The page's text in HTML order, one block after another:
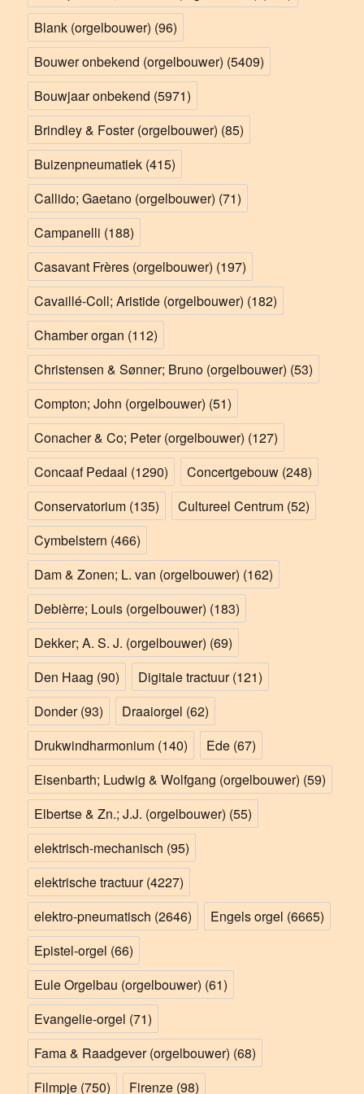
Blank (orgelbouwer) (96)
Bouwer onbekend (orgelbouwer) (5409)
Bouwjaar onbekend (5971)
Brindley & Foster (orgelbouwer) (85)
Buizenpneumatiek (415)
Callido; Gaetano (orgelbouwer) (71)
Campanelli (188)
Casavant Frères (orgelbouwer) (197)
Cavaillé-Coll; Aristide (orgelbouwer) (182)
Chamber organ (112)
Christensen & Sønner; Bruno (orgelbouwer) (53)
Compton; John (orgelbouwer) (51)
Conacher & Co; Peter (orgelbouwer) (127)
Concaaf Pedaal (1290) Concertgebouw (248)
Conservatorium (135) Cultureel Centrum (52)
Cymbelstern (466)
Dam & Zonen; L. van (orgelbouwer) (162)
Debièrre; Louis (orgelbouwer) (183)
Dekker; A. S. J. (orgelbouwer) (69)
Den Haag (90) Digitale tractuur(121)
Donder(93) Draaiorgel (62)
Drukwindharmonium (140) Ede (67)
Eisenbarth; Ludwig & Wolfgang (orgelbouwer) (59)
Elbertse & Zn.; J.J. (orgelbouwer) (55)
elektrisch-mechanisch (95)
elektrische tractuur(4227)
elektro-pneumatisch (2646) Engels orgel (6665)
Epistel-orgel (66)
Eule Orgelbau (orgelbouwer) (61)
Evangelie-orgel (71)
Fama & Raadgever (orgelbouwer) (68)
Filmpje (750) Firenze (98)